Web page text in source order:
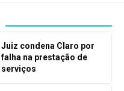
Juiz condena Claro por
falha na prestação de
serviços